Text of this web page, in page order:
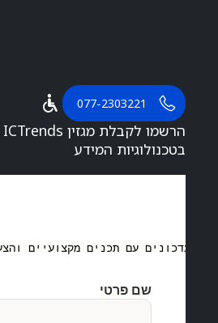
077-2303221
בטכנולוגיות המידע